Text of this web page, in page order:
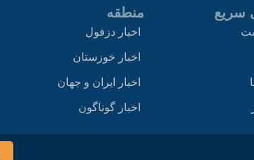
سریع منطقه
اخبار دزفول
اخبار خوزستان
اخبار ایران و جهان
اخبار گوناگون